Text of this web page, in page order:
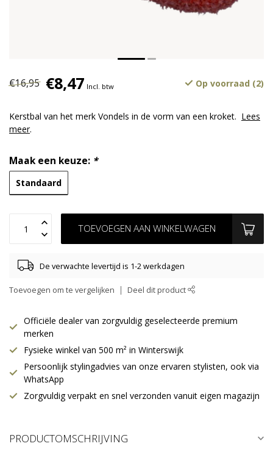
€16,95 €8,47 Incl. btw Op voorraad (2)
Kerstbal van het merk Vondels in de vorm van een kroket. Lees
meer.
Maak een keuze: *
Standaard
TOEVOEGEN AAN WINKELWAGEN
De verwachte levertijd is 1-2 werkdagen
Toevoegen om te vergelijken Deel dit product
Officiële dealer van zorgvuldig geselecteerde premium
merken
Fysieke winkel van 500 m² in Winterswijk
Persoonlijk stylingadvies van onze ervaren stylisten, ook via
WhatsApp
Zorgvuldig verpakt en snel verzonden vanuit eigen magazijn
PRODUCTOMSCHRIJVING